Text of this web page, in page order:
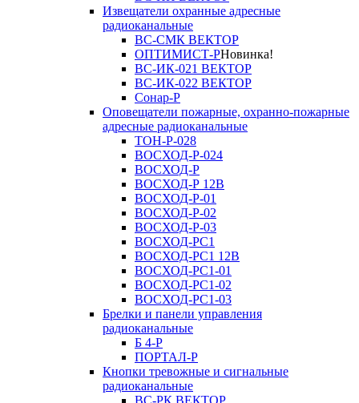
Извещатели охранные адресные
радиоканальные
ВС-СМК ВЕКТОР
ОПТИМИСТ-РНовинка!
ВС-ИК-021 ВЕКТОР
ВС-ИК-022 ВЕКТОР
Сонар-Р
Оповещатели пожарные, охранно-пожарные
адресные радиоканальные
ТОН-Р-028
ВОСХОД-Р-024
ВОСХОД-Р
ВОСХОД-Р 12В
ВОСХОД-Р-01
ВОСХОД-Р-02
ВОСХОД-Р-03
ВОСХОД-РС1
ВОСХОД-РС1 12В
ВОСХОД-РС1-01
ВОСХОД-РС1-02
ВОСХОД-РС1-03
Брелки и панели управления
радиоканальные
Б 4-Р
ПОРТАЛ-Р
Кнопки тревожные и сигнальные
радиоканальные
ВС-РК ВЕКТОР